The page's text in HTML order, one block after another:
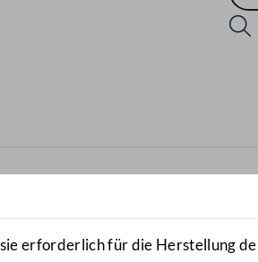
öffnen
erforderlich für die Herstellung